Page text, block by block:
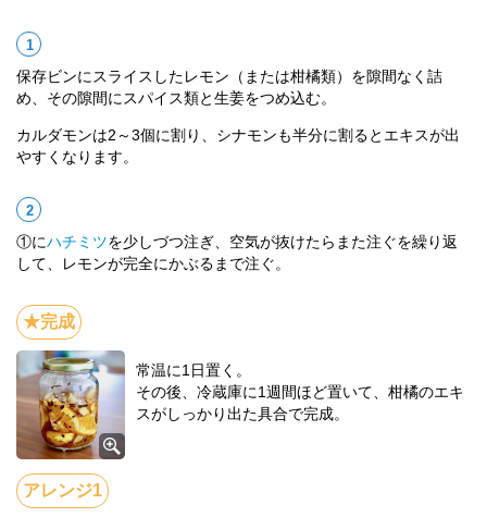
保存ビンにスライスしたレモン（または柑橘類）を隙間なく詰
め、その隙間にスパイス類と生姜をつめ込む。
カルダモンは2～3個に割り、シナモンも半分に割るとエキスが出
やすくなります。
①にハチミツを少しづつ注ぎ、空気が抜けたらまた注ぐを繰り返
して、レモンが完全にかぶるまで注ぐ。
常温に1日置く。
その後、冷蔵庫に1週間ほど置いて、柑橘のエキ
スがしっかり出た具合で完成。